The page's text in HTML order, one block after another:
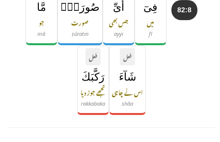
82:8
فِىٓ
میں
fī
أَىِّ
جس بھی
ayyi
صُورَةٍۢ
صورت
ṣūratin
مَّا
جو
mā
فعل
شَآءَ
اس نے چاہی
shāa
فعل
رَكَّبَكَ
تجھے جوڑ دیا
rakkabaka